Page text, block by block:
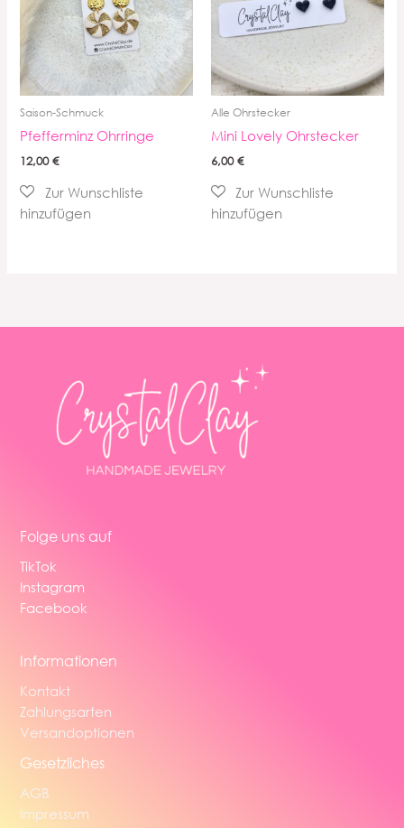
Saison-Schmuck
Pfefferminz Ohrringe
12,00€
Alle Ohrstecker
Mini Lovely Ohrstecker
6,00€
Folge uns auf
TikTok
Instagram
Facebook
Informationen
Kontakt
Zahlungsarten
Versandoptionen
Gesetzliches
AGB
Impressum